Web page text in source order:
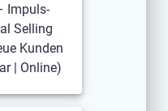
Impuls-
Selling
Kunden
| Online)